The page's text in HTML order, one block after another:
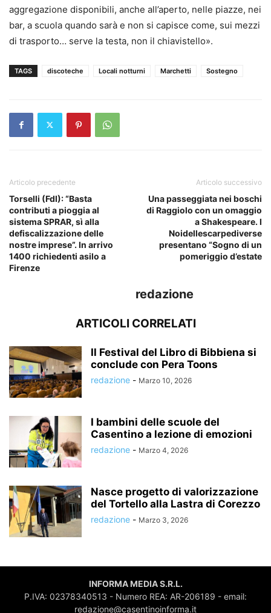
aggregazione disponibili, anche all’aperto, nelle piazze, nei
bar, a scuola quando sarà e non si capisce come, sui mezzi
di trasporto… serve la testa, non il chiavistello».
TAGS discoteche Locali notturni Marchetti Sostegno
Articolo precedente
Torselli (FdI): “Basta
contributi a pioggia al
sistema SPRAR, sì alla
defiscalizzazione delle
nostre imprese”. In arrivo
1400 richiedenti asilo a
Firenze
Articolo successivo
Una passeggiata nei boschi
di Raggiolo con un omaggio
a Shakespeare. I
Noidellescarpediverse
presentano “Sogno di un
pomeriggio d’estate
redazione
ARTICOLI CORRELATI
Il Festival del Libro di Bibbiena si
conclude con Pera Toons
redazione - Marzo 10, 2026
I bambini delle scuole del
Casentino a lezione di emozioni
redazione - Marzo 4, 2026
Nasce progetto di valorizzazione
del Tortello alla Lastra di Corezzo
redazione - Marzo 3, 2026
INFORMA MEDIA S.R.L.
P.IVA: 02378340513 - Numero REA: AR-206189 - email:
redazione@casentinoinforma.it